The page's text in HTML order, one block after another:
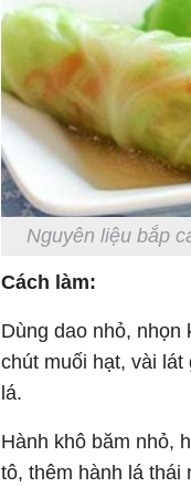
Nguyên liệu bắp
Cách làm:
Dùng dao nhỏ,
chút muối hạt, vài
lá.
Hành khô băm nhỏ,
tô, thêm hành lá thái